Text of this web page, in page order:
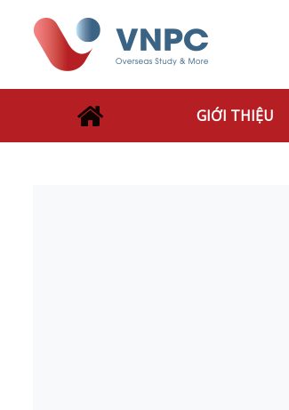
GIỚI THIỆU